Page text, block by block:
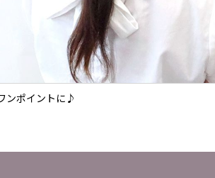
ンポイントに♪